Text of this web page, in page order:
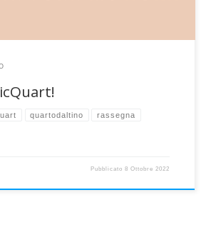
quartodaltino rassegna
Pubblicato8 Ottobre 2022